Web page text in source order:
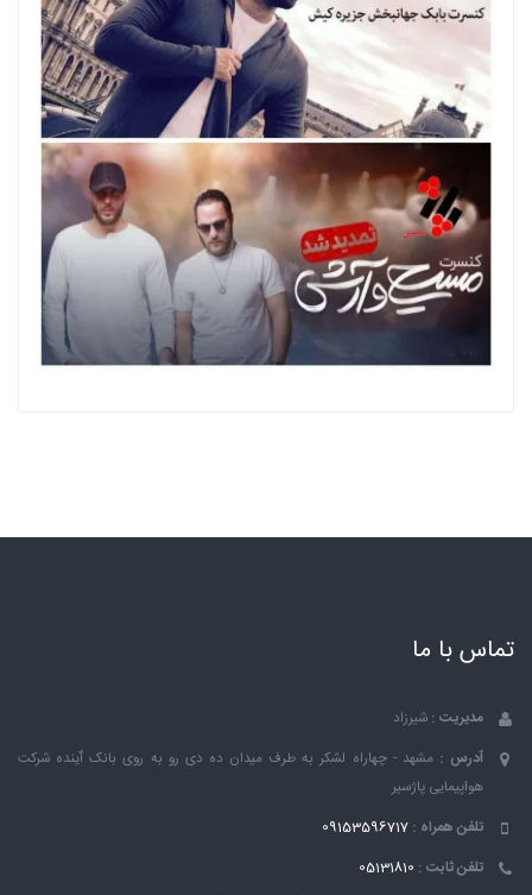
تماس با ما
مدیریت : شیرزاد
آدرس : مشهد - چهاراه لشکر به طرف میدان ده دی رو به روی بانک ٱینده شرکت
هواپیمایی پاژسیر
تلفن همراه : 09153596717
تلفن ثابت : 05131810